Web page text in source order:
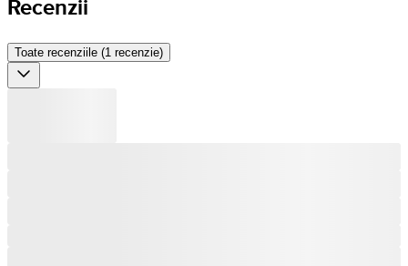
Recenzii
Toate recenziile (1 recenzie)